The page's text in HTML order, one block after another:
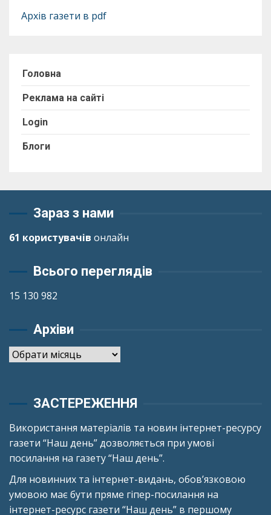
Архів газети в pdf
Головна
Реклама на сайті
Login
Блоги
Зараз з нами
61 користувачів онлайн
Всього переглядів
15 130 982
Архіви
Архіви
ЗАСТЕРЕЖЕННЯ
Використання матеріалів та новин інтернет-ресурсу
газети “Наш день” дозволяється при умові
посилання на газету “Наш день”.
Для новинних та інтернет-видань, обов’язковою
умовою має бути пряме гіпер-посилання на
інтернет-ресурс газети “Наш день” в першому